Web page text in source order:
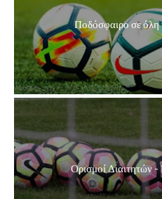
Ποδόσφαιρο σε
Ορισμοί Διαιτητών